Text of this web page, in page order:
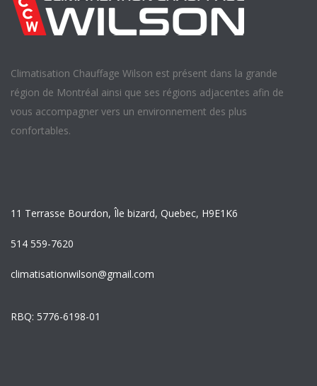
Climatisation Chauffage Wilson est présent dans la grande
région de Montréal ainsi que ses régions adjacentes afin de
vous accompagner vers un environnement des plus
confortables.
11 Terrasse Bourdon, Île bizard, Quebec, H9E1K6
514 559-7620
climatisationwilson@gmail.com
RBQ: 5776-6198-01